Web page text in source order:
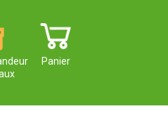
Panier